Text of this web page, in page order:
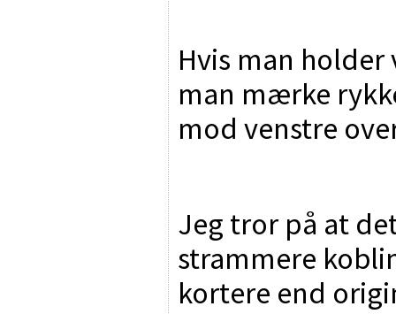
Hvis man
man mærke
mod venstre
Jeg tror på at
strammere
kortere end